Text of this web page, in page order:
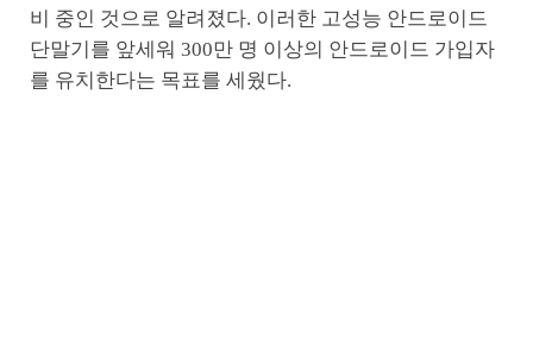
비 중인 것으로 알려졌다. 이러한 고성능 안드로이드
단말기를 앞세워 300만 명 이상의 안드로이드 가입자
를 유치한다는 목표를 세웠다.